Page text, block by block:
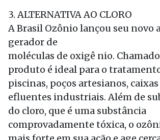
3. ALTERNATIVA AO CLORO
A Brasil Ozônio lançou seu novo
gerador de
moléculas de oxigê nio. Chamado
produto é ideal para o
piscinas, poços artesianos, caixas
efluentes industriais. Além de
do cloro, que é uma substância
comprovadamente tóxica, o